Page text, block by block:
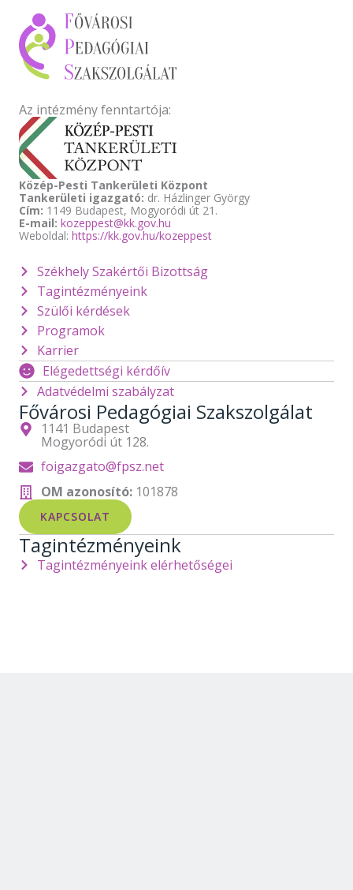
Az intézmény fenntartója:
Közép-Pesti Tankerületi Központ
Tankerületi igazgató: dr. Házlinger György
Cím: 1149 Budapest, Mogyoródi út 21.
E-mail: kozeppest@kk.gov.hu
Weboldal: https://kk.gov.hu/kozeppest
Székhely Szakértői Bizottság
Tagintézményeink
Szülői kérdések
Programok
Karrier
Elégedettségi kérdőív
Adatvédelmi szabályzat
Fővárosi Pedagógiai Szakszolgálat
1141 Budapest
Mogyoródi út 128.
foigazgato@fpsz.net
OM azonosító:101878
KAPCSOLAT
Tagintézményeink
Tagintézményeink elérhetőségei